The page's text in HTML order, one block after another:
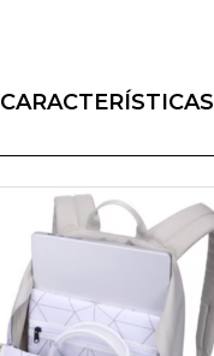
CARACTERÍSTICAS